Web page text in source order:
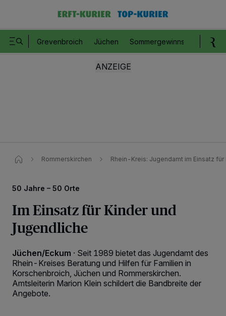
Grevenbroich Jüchen Sommergewinnspiel
Rommerskirchen Rhein-Kreis: Jugendamt im Einsatz
50 Jahre – 50 Orte
Im Einsatz für Kinder und
Jugendliche
Jüchen/Eckum · Seit 1989 bietet das Jugendamt des
Rhein-Kreises Beratung und Hilfen für Familien in
Korschenbroich, Jüchen und Rommerskirchen.
Amtsleiterin Marion Klein schildert die Bandbreite der
Angebote.